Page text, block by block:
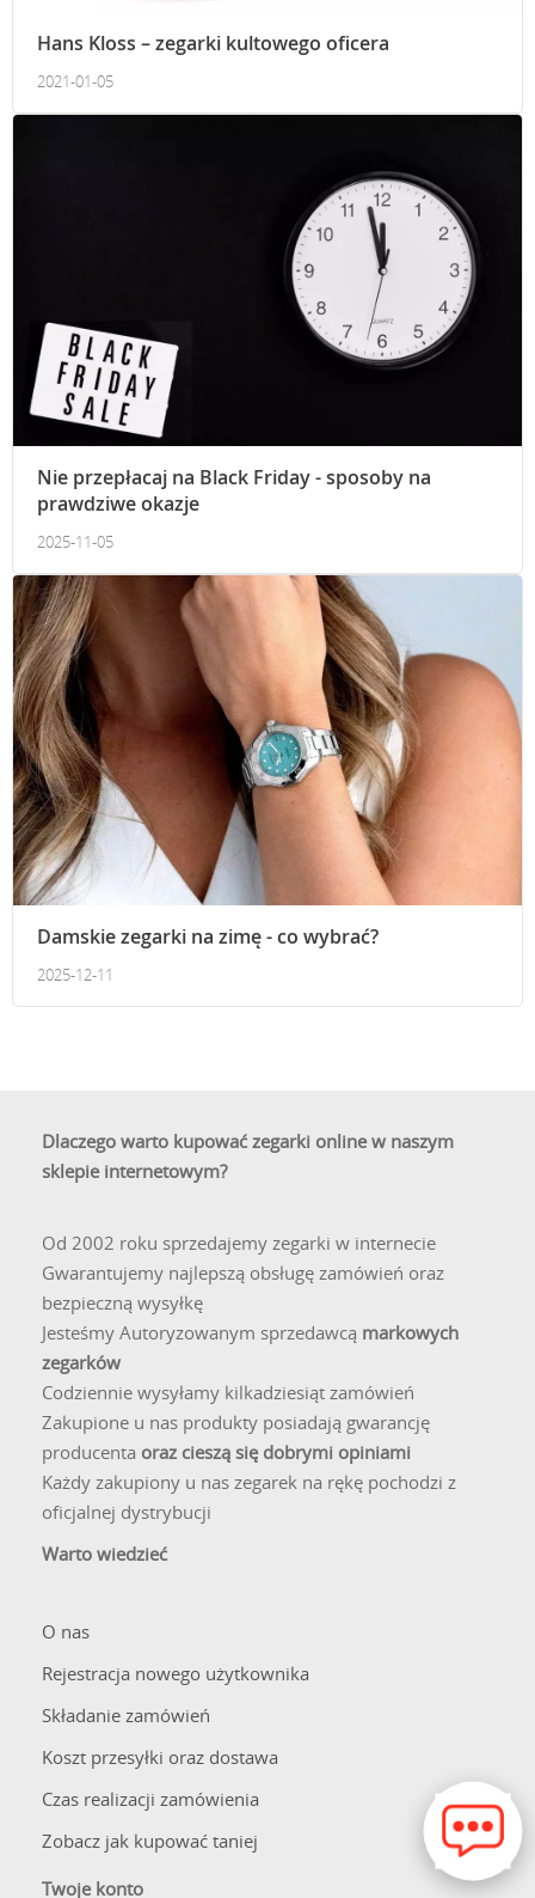
Hans Kloss – zegarki kultowego oficera
2021-01-05
Nie przepłacaj na Black Friday - sposoby na
prawdziwe okazje
2025-11-05
Damskie zegarki na zimę - co wybrać?
2025-12-11
Dlaczego warto kupować zegarki online w naszym
sklepie internetowym?
Od 2002 roku sprzedajemy zegarki w internecie
Gwarantujemy najlepszą obsługę zamówień oraz
bezpieczną wysyłkę
Jesteśmy Autoryzowanym sprzedawcą markowych
zegarków
Codziennie wysyłamy kilkadziesiąt zamówień
Zakupione u nas produkty posiadają gwarancję
producenta oraz cieszą się dobrymi opiniami
Każdy zakupiony u nas zegarek na rękę pochodzi z
oficjalnej dystrybucji
Warto wiedzieć
O nas
Rejestracja nowego użytkownika
Składanie zamówień
Koszt przesyłki oraz dostawa
Czas realizacji zamówienia
Zobacz jak kupować taniej
Twoje konto